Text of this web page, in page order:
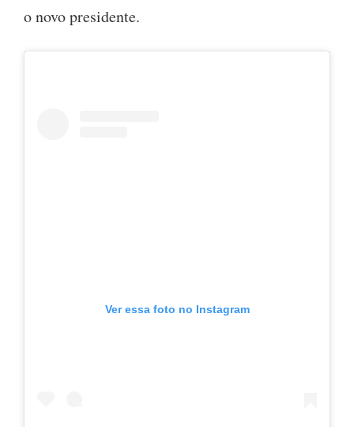
o novo presidente.
Ver essa foto no Instagram